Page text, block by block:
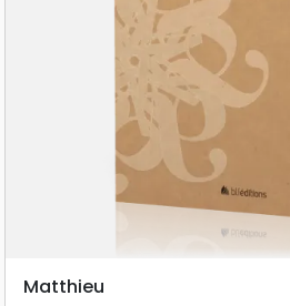
Matthieu